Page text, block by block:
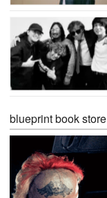
blueprint book store